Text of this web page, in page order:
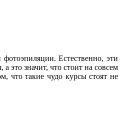
Естественно, эти
это значит, что стоит на совсем
что такие чудо курсы стоят не